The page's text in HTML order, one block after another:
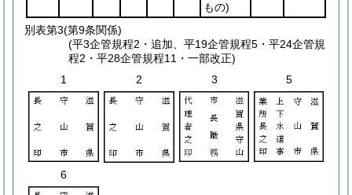
もの)
別表第3(第9条関係)
(平3企管規程2・追加、平19企管規程5・平24企管規
程2・平28企管規程11・一部改正)
1
2 3 5
6